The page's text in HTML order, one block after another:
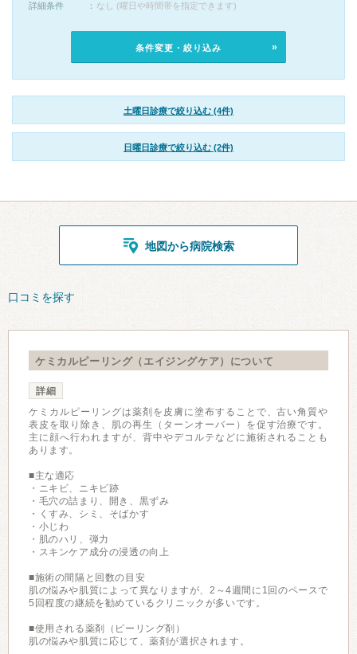
詳細条件
なし (曜日や時間帯を指定できます)
条件変更・絞り込み
土曜日診療で絞り込む (4件)
日曜日診療で絞り込む (2件)
地図から病院検索
口コミを探す
ケミカルピーリング（エイジングケア）について
詳細
ケミカルピーリングは薬剤を皮膚に塗布することで、古い角質や
表皮を取り除き、肌の再生（ターンオーバー）を促す治療です。
主に顔へ行われますが、背中やデコルテなどに施術されることも
あります。
■主な適応
・ニキビ、ニキビ跡
・毛穴の詰まり、開き、黒ずみ
・くすみ、シミ、そばかす
・小じわ
・肌のハリ、弾力
・スキンケア成分の浸透の向上
■施術の間隔と回数の目安
肌の悩みや肌質によって異なりますが、2～4週間に1回のペースで
5回程度の継続を勧めているクリニックが多いです。
■使用される薬剤（ピーリング剤）
肌の悩みや肌質に応じて、薬剤が選択されます。